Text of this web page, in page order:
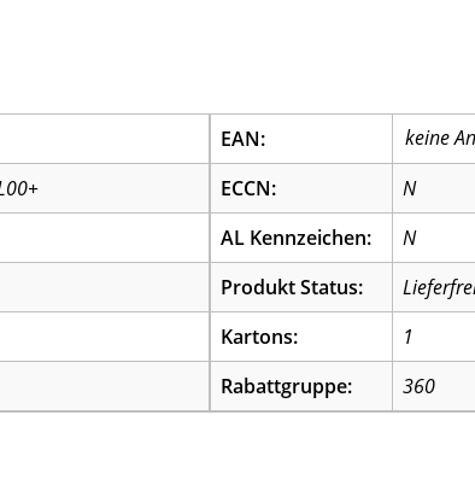
EAN:
ECCN:
N
AL Kennzeichen:
N
Produkt Status:
Kartons:
1
Rabattgruppe:
360